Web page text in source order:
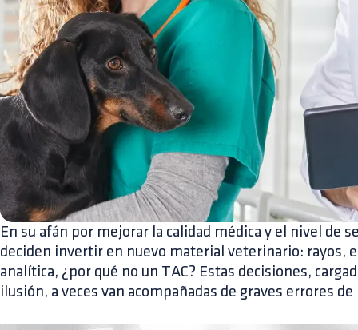
En su afán por mejorar la calidad médica y el nivel de
deciden invertir en nuevo material veterinario: rayos,
analítica, ¿por qué no un TAC? Estas decisiones,
ilusión, a veces van acompañadas de graves errores